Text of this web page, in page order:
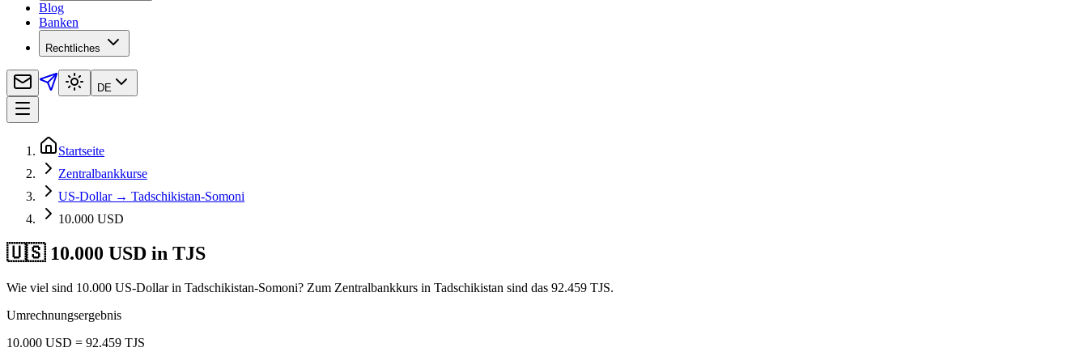
Blog
Banken
Rechtliches
DE
Startseite
Zentralbankkurse
US-Dollar → Tadschikistan-Somoni
10.000 USD
🇺🇸 10.000 USD in TJS
Wie viel sind 10.000 US-Dollar in Tadschikistan-Somoni? Zum Zentralbankkurs in Tadschikistan sind das 92.459 TJS.
Umrechnungsergebnis
10.000 USD = 92.459 TJS